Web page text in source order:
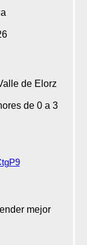
de Elorz
de 0 a 3
mejor